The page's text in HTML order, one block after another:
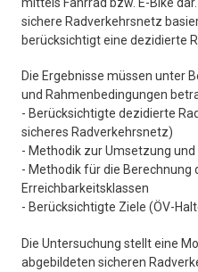
sichere Radverkehrsnetz
berücksichtigt eine dezidierte
Die Ergebnisse müssen unter
und Rahmenbedingungen
- Berücksichtigte dezidierte
sicheres Radverkehrsnetz)
- Methodik zur Umsetzung und
- Methodik für die Berechnung
Erreichbarkeitsklassen
- Berücksichtigte Ziele (ÖV-
Die Untersuchung stellt eine
abgebildeten sicheren